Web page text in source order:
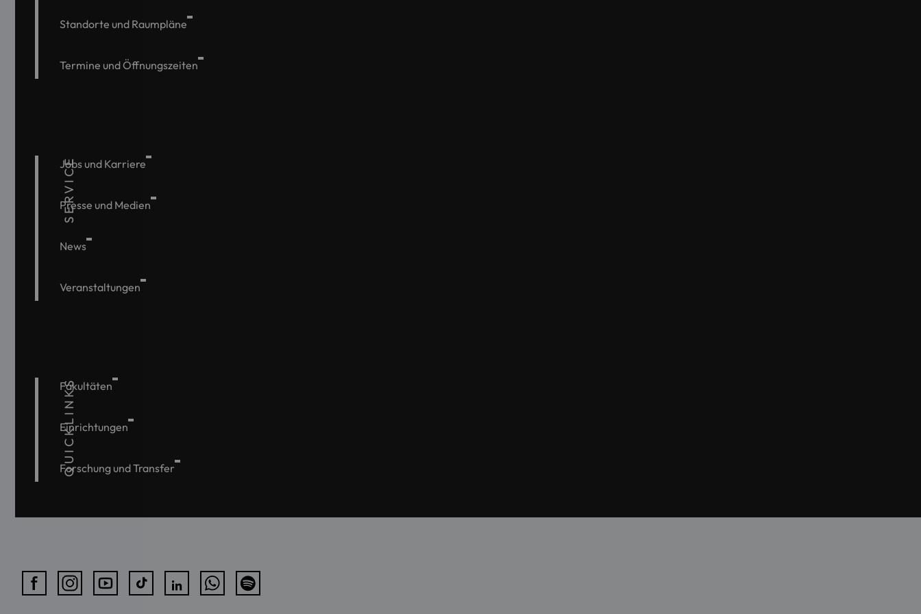
Standorte und Raumpläne
Termine und Öffnungszeiten
SERVICE
Jobs und Karriere
Presse und Medien
News
Veranstaltungen
QUICKLINKS
Fakultäten
Einrichtungen
Forschung und Transfer